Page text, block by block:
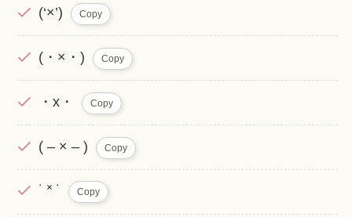
(‘×’) Copy
(・×・) Copy
・x・ Copy
( – × – ) Copy
˙ ˟ ˙ Copy